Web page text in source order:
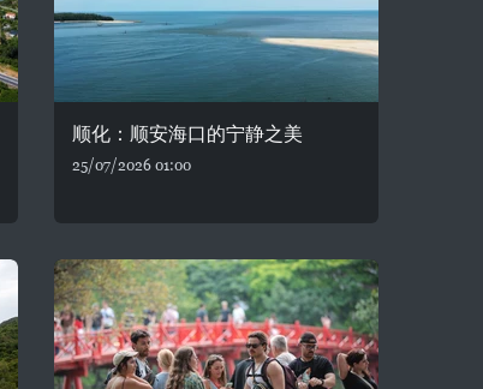
顺化：顺安海口的宁静之美
25/07/2026 01:00